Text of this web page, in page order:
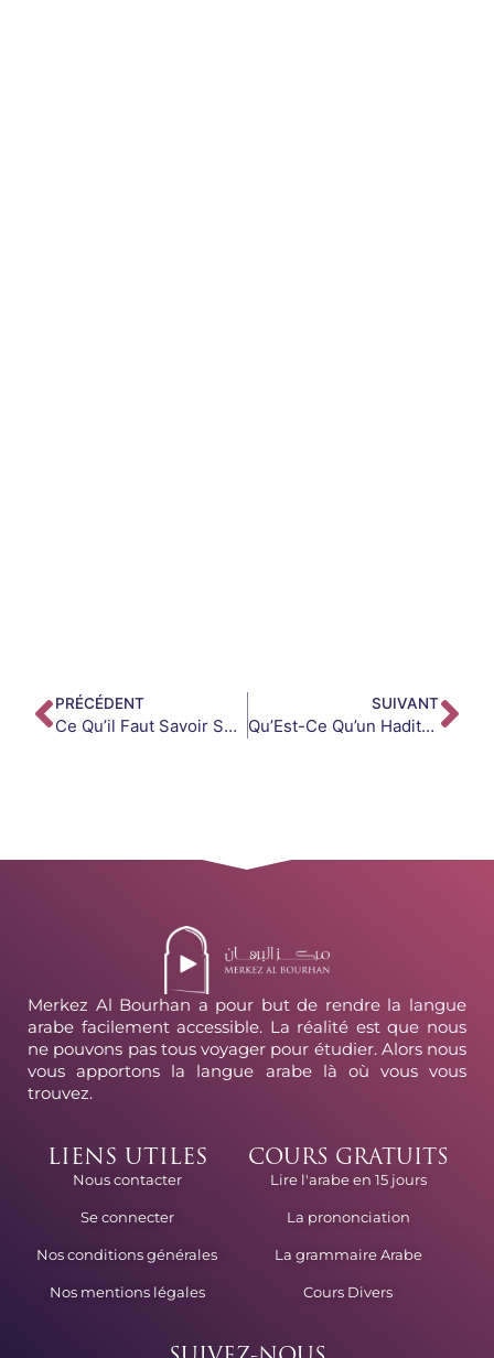
PRÉCÉDENT
Ce Qu’il Faut Savoir Sur Le Tasbih
SUIVANT
Qu’Est-Ce Qu’un Hadith Qudsi ?
Merkez Al Bourhan a pour but de rendre la langue
arabe facilement accessible. La réalité est que nous
ne pouvons pas tous voyager pour étudier. Alors nous
vous apportons la langue arabe là où vous vous
trouvez.
LIENS UTILES
Nous contacter
Se connecter
Nos conditions générales
Nos mentions légales
COURS GRATUITS
Lire l'arabe en 15 jours
La prononciation
La grammaire Arabe
Cours Divers